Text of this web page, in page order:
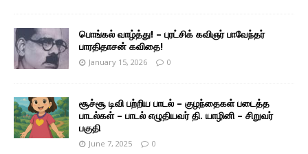
பொங்கல் வாழ்த்து! – புரட்சிக் கவிஞர் பாவேந்தர்
பாரதிதாசன் கவிதை!
January 15, 2026 0
சூச்சூ டிவி பற்றிய பாடல் – குழந்தைகள் படைத்த
பாடல்கள் – பாடல் எழுதியவர் தி. யாழினி – சிறுவர்
பகுதி
June 7, 2025 0